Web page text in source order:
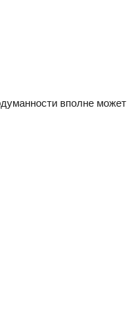
вполне может